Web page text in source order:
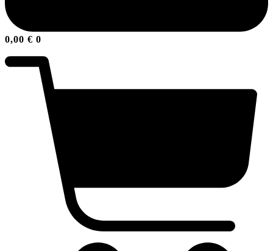
0,00 € 0